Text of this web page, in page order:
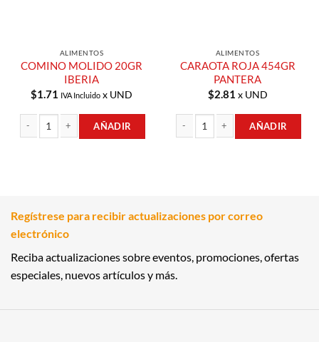
ALIMENTOS
COMINO MOLIDO 20GR
IBERIA
$1.71 IVA Incluido x UND
AÑADIR
ALIMENTOS
CARAOTA ROJA 454GR
PANTERA
$2.81 x UND
AÑADIR
Regístrese para recibir actualizaciones por correo
electrónico
Reciba actualizaciones sobre eventos, promociones, ofertas
especiales, nuevos artículos y más.